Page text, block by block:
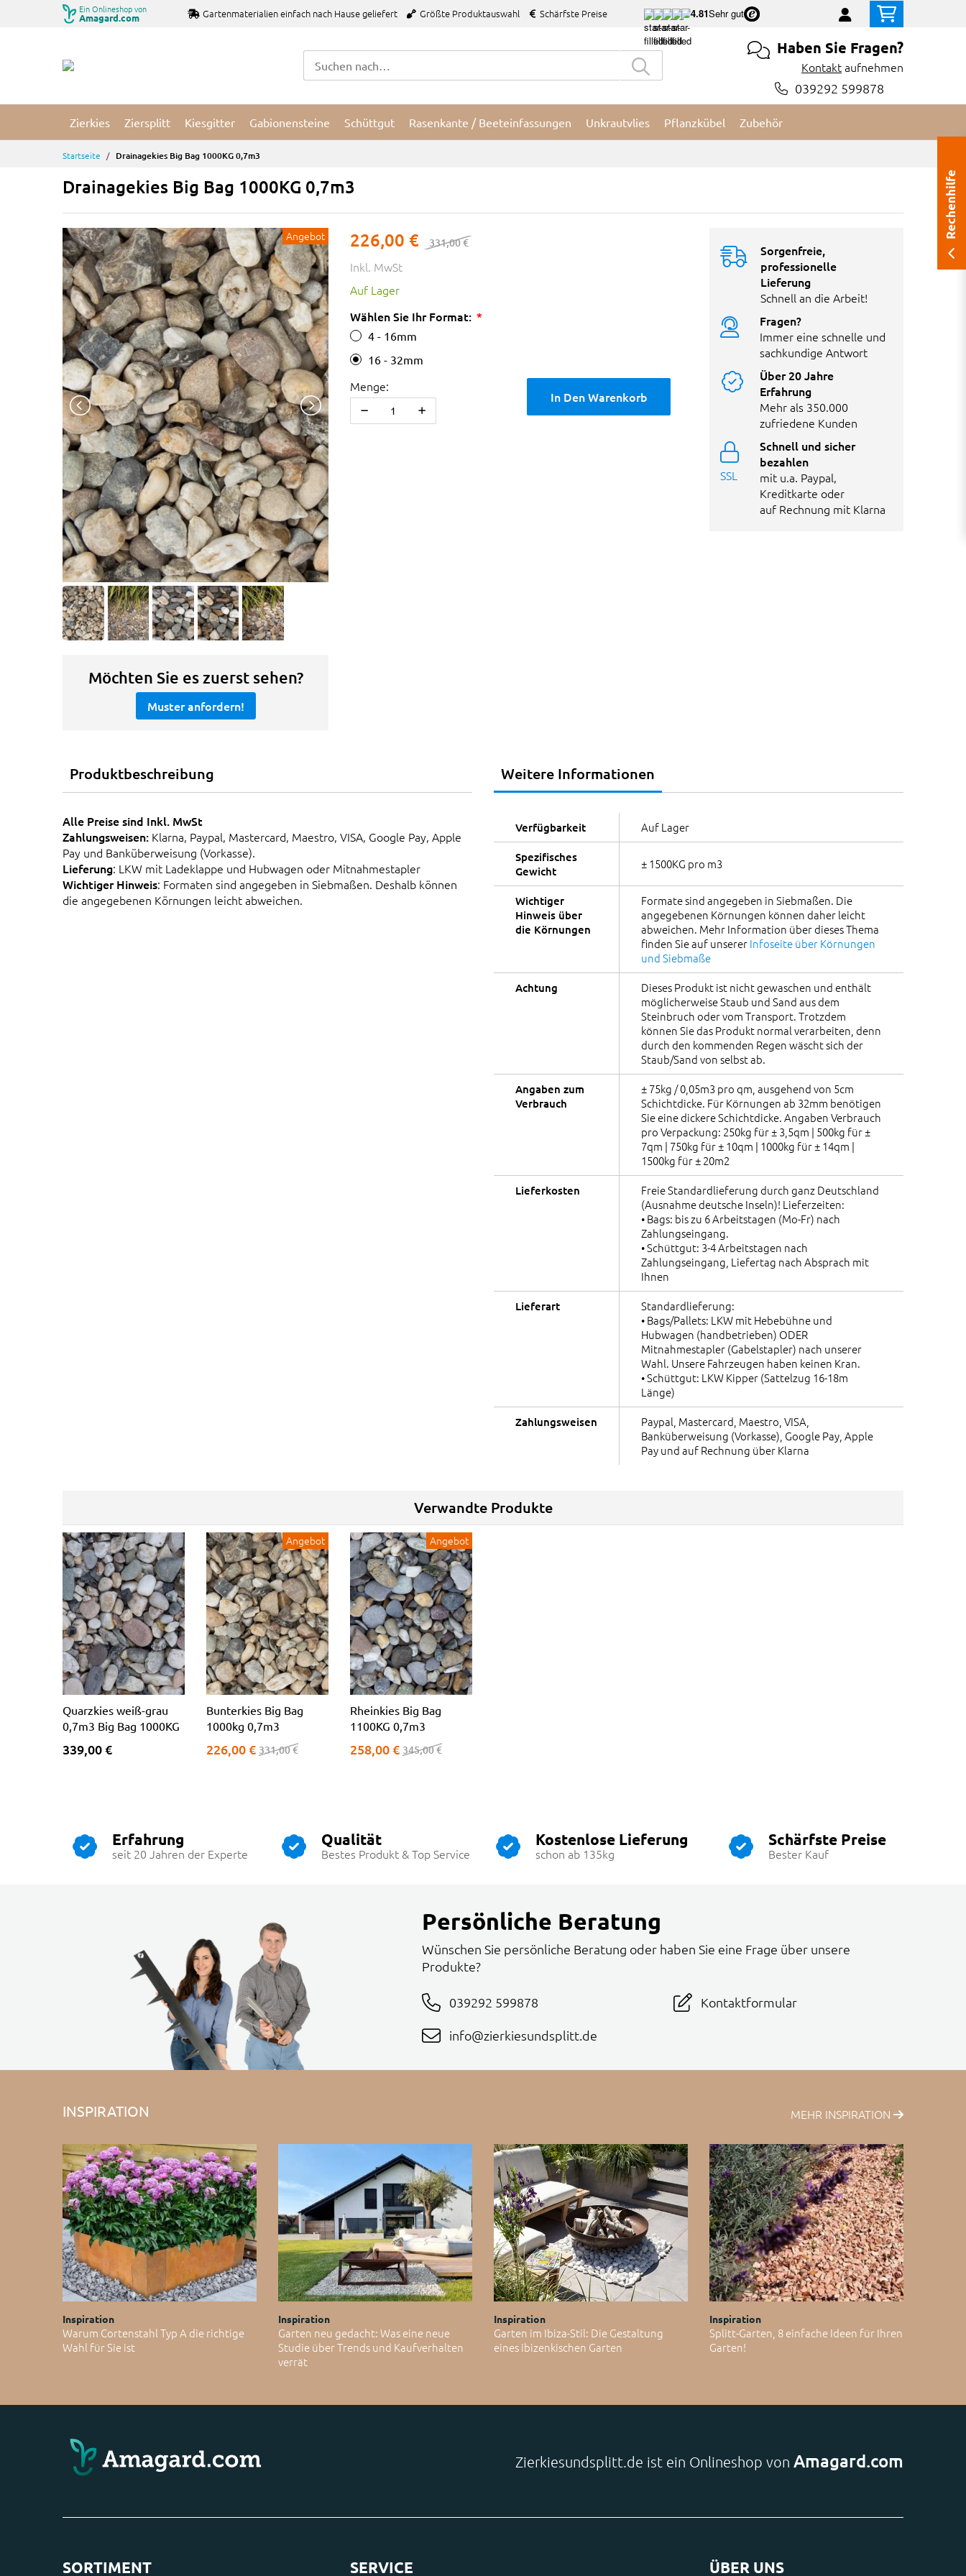
Ein Onlineshop von
Amagard.com Gartenmaterialien einfach nach Hause geliefert Größte Produktauswahl Schärfste Preise 4.81Sehr gut
Haben Sie Fragen?
Kontaktaufnehmen
039292 599878
Zierkies Ziersplitt Kiesgitter Gabionensteine Schüttgut Rasenkante / Beeteinfassungen Unkrautvlies Pflanzkübel Zubehör
Startseite Drainagekies Big Bag 1000KG 0,7m3
Drainagekies Big Bag 1000KG 0,7m3
Möchten Sie es zuerst sehen?
Muster anfordern!
Angebot 226,00 € 331,00 €
Inkl. MwSt
Auf Lager
Wählen Sie Ihr Format:
4 - 16mm
16 - 32mm
Menge:
In Den Warenkorb
Sorgenfreie,
professionelle
Lieferung
Schnell an die Arbeit!
Fragen?
Immer eine schnelle und
sachkundige Antwort
Über 20 Jahre
Erfahrung
Mehr als 350.000
zufriedene Kunden
SSL
Schnell und sicher
bezahlen
mit u.a. Paypal,
Kreditkarte oder
auf Rechnung mit Klarna
Produktbeschreibung
Alle Preise sind Inkl. MwSt
Zahlungsweisen: Klarna, Paypal, Mastercard, Maestro, VISA, Google Pay, Apple
Pay und Banküberweisung (Vorkasse).
Lieferung: LKW mit Ladeklappe und Hubwagen oder Mitnahmestapler
Wichtiger Hinweis: Formaten sind angegeben in Siebmaßen. Deshalb können
die angegebenen Körnungen leicht abweichen.
Weitere Informationen
Verfügbarkeit Auf Lager
Spezifisches
Gewicht
± 1500KG pro m3
Wichtiger
Hinweis über
die Körnungen
Formate sind angegeben in Siebmaßen. Die
angegebenen Körnungen können daher leicht
abweichen. Mehr Information über dieses Thema
finden Sie auf unsererInfoseite über Körnungen
und Siebmaße
Achtung
Dieses Produkt ist nicht gewaschen und enthält
möglicherweise Staub und Sand aus dem
Steinbruch oder vom Transport. Trotzdem
können Sie das Produkt normal verarbeiten, denn
durch den kommenden Regen wäscht sich der
Staub/Sand von selbst ab.
Angaben zum
Verbrauch
± 75kg / 0,05m3 pro qm, ausgehend von 5cm
Schichtdicke. Für Körnungen ab 32mm benötigen
Sie eine dickere Schichtdicke. Angaben Verbrauch
pro Verpackung: 250kg für ± 3,5qm | 500kg für ±
7qm | 750kg für ± 10qm | 1000kg für ± 14qm |
1500kg für ± 20m2
Lieferkosten
Freie Standardlieferung durch ganz Deutschland
(Ausnahme deutsche Inseln)! Lieferzeiten:
• Bags: bis zu 6 Arbeitstagen (Mo-Fr) nach
Zahlungseingang.
• Schüttgut: 3-4 Arbeitstagen nach
Zahlungseingang, Liefertag nach Absprach mit
Ihnen
Lieferart
Standardlieferung:
• Bags/Pallets: LKW mit Hebebühne und
Hubwagen (handbetrieben) ODER
Mitnahmestapler (Gabelstapler) nach unserer
Wahl. Unsere Fahrzeugen haben keinen Kran.
• Schüttgut: LKW Kipper (Sattelzug 16-18m
Länge)
Zahlungsweisen
Paypal, Mastercard, Maestro, VISA,
Banküberweisung (Vorkasse), Google Pay, Apple
Pay und auf Rechnung über Klarna
Verwandte Produkte
Quarzkies weiß-grau
0,7m3 Big Bag 1000KG
339,00 €
Angebot
Bunterkies Big Bag
1000kg 0,7m3
226,00 € 331,00 €
Angebot
Rheinkies Big Bag
1100KG 0,7m3
258,00 € 345,00 €
Erfahrung
seit 20 Jahren der Experte
Qualität
Bestes Produkt & Top Service
Kostenlose Lieferung
schon ab 135kg
Schärfste Preise
Bester Kauf
Persönliche Beratung
Wünschen Sie persönliche Beratung oder haben Sie eine Frage über unsere
Produkte?
039292 599878
info@zierkiesundsplitt.de
Kontaktformular
INSPIRATION MEHR INSPIRATION
Inspiration
Warum Cortenstahl Typ A die richtige
Wahl für Sie ist
Inspiration
Garten neu gedacht: Was eine neue
Studie über Trends und Kaufverhalten
verrät
Inspiration
Garten im Ibiza-Stil: Die Gestaltung
eines ibizenkischen Garten
Inspiration
Splitt-Garten, 8 einfache Ideen für Ihren
Garten!
Zierkiesundsplitt.de ist ein Onlineshop von Amagard.com
SORTIMENT SERVICE ÜBER UNS
Rechenhilfe